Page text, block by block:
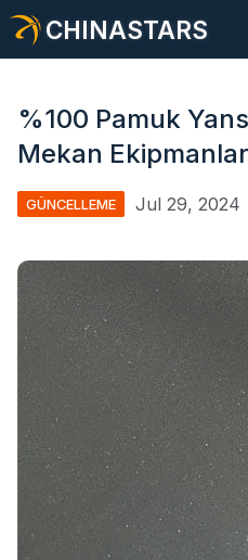
CHINASTARS
Güvenlik Kıyafetleri
Karanlıkta Parlayan
Endüstriyel Yıkama Trimi
CHINASTARS Hakkında
Yeni ürün
Sertifika
Katalog
%100 Pamuk
Mekan
GÜNCELLEME Jul 29, 2024